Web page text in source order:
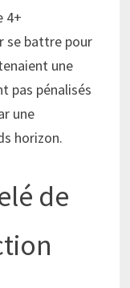
4+
se battre pour
une
pas pénalisés
une
horizon.
de